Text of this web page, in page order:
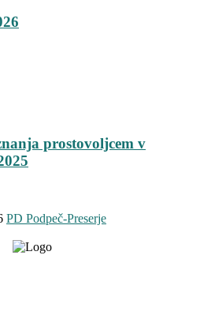
prostovoljcem v
PD Podpeč-Preserje